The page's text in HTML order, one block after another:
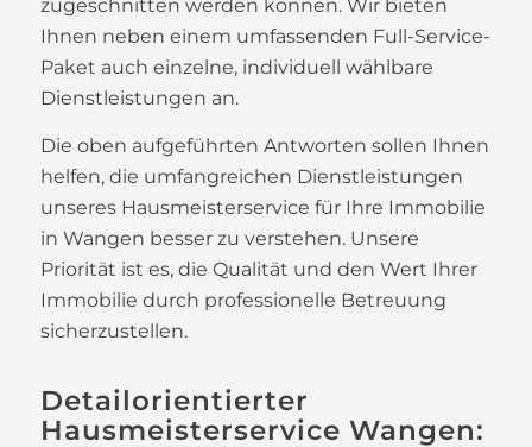
zugeschnitten werden können. Wir bieten
Ihnen neben einem umfassenden Full-Service-
Paket auch einzelne, individuell wählbare
Dienstleistungen an.
Die oben aufgeführten Antworten sollen Ihnen
helfen, die umfangreichen Dienstleistungen
unseres Hausmeisterservice für Ihre Immobilie
in Wangen besser zu verstehen. Unsere
Priorität ist es, die Qualität und den Wert Ihrer
Immobilie durch professionelle Betreuung
sicherzustellen.
Detailorientierter
Hausmeisterservice Wangen: